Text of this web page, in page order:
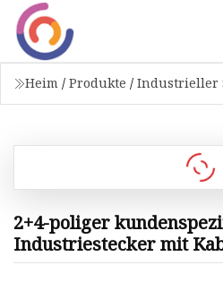
Heim / Produkte / Industrieller
2+4-poliger
Industriestecker mit